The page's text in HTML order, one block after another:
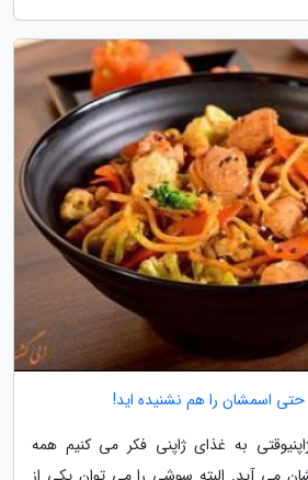
به غذای ژاپنی فکر می کنیم همه